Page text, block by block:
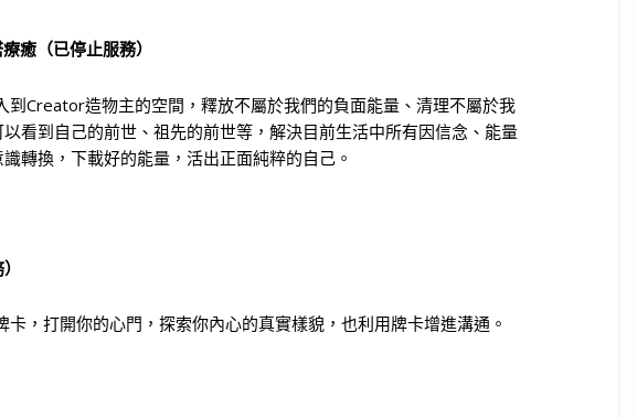
癒（已停止服務）
Creator造物主的空間，釋放不屬於我們的負面能量、清理不屬於我
看到自己的前世、祖先的前世等，解決目前生活中所有因信念、能量
轉換，下載好的能量，活出正面純粹的自己。
，打開你的心門，探索你內心的真實樣貌，也利用牌卡增進溝通。